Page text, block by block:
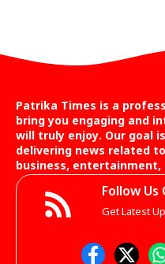
Patrika Times is a
bring you engaging and
will truly enjoy. Our goal
delivering news related
business, entertainment,
Follow Us
Get Latest